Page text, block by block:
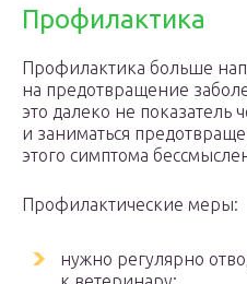
Профилактика
Профилактика больше
на предотвращение
это далеко не показатель
и заниматься
этого симптома
Профилактические меры:
нужно регулярно